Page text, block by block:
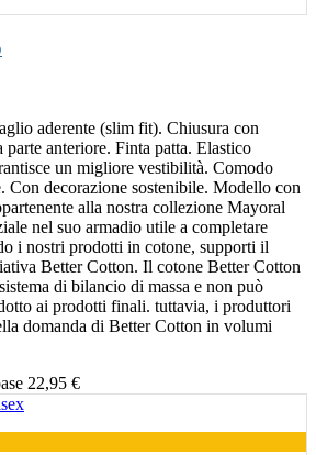
aderente (slim fit). Chiusura con
parte anteriore. Finta patta. Elastico
un migliore vestibilità. Comodo
Con decorazione sostenibile. Modello con
alla nostra collezione Mayoral
nel suo armadio utile a completare
i nostri prodotti in cotone, supporti il
Better Cotton. Il cotone Better Cotton
di bilancio di massa e non può
ai prodotti finali. tuttavia, i produttori
domanda di Better Cotton in volumi
22,95 €